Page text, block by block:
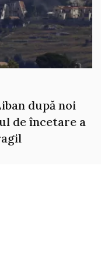
după noi
de încetare a